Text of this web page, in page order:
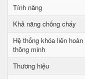
Tính năng
Khả năng chống cháy
Hệ thống khóa liên hoàn
thông minh
Thương hiệu